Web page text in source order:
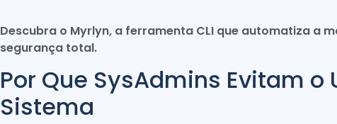
Descubra o Myrlyn, a ferramenta CLI que automatiza a
segurança total.
Por Que SysAdmins Evitam
Sistema